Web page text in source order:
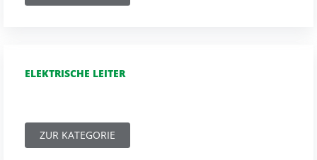
ELEKTRISCHE LEITER
ZUR KATEGORIE